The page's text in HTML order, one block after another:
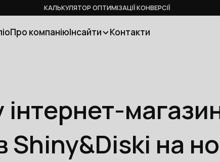
КАЛЬКУЛЯТОР ОПТИМІЗАЦІЇ КОНВЕРСІЇ
Про компаніюІнсайти Контакти
Shiny&Diski на